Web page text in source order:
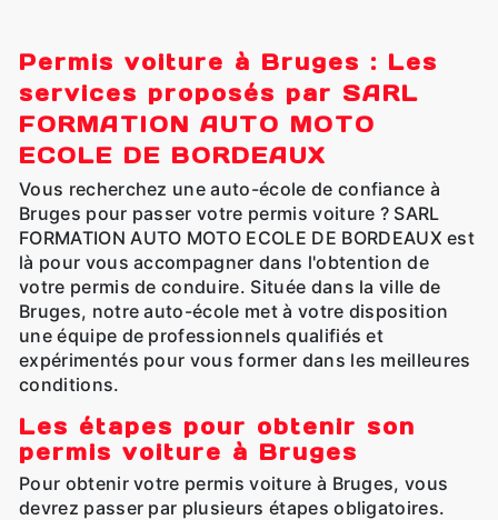
Permis voiture à Bruges : Les
services proposés par SARL
FORMATION AUTO MOTO
ECOLE DE BORDEAUX
Vous recherchez une auto-école de confiance à
Bruges pour passer votre permis voiture ? SARL
FORMATION AUTO MOTO ECOLE DE BORDEAUX est
là pour vous accompagner dans l'obtention de
votre permis de conduire. Située dans la ville de
Bruges, notre auto-école met à votre disposition
une équipe de professionnels qualifiés et
expérimentés pour vous former dans les meilleures
conditions.
Les étapes pour obtenir son
permis voiture à Bruges
Pour obtenir votre permis voiture à Bruges, vous
devrez passer par plusieurs étapes obligatoires.